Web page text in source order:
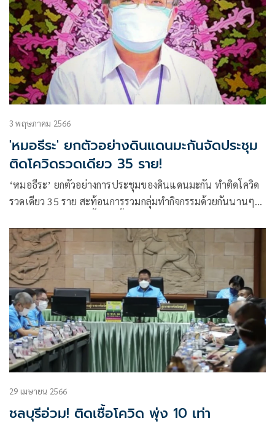
3 พฤษภาคม 2566
'หมอธีระ' ยกตัวอย่างดินแดนมะกันจัดประชุม
ติดโควิดรวดเดียว 35 ราย!
‘หมอธีระ’ ยกตัวอย่างการประชุมของดินแดนมะกัน ทำติดโควิด
รวดเดียว 35 ราย สะท้อนการรวมกลุ่มทำกิจกรรมด้วยกันนานๆ
29 เมษายน 2566
ชลบุรีอ่วม! ติดเชื้อโควิด พุ่ง 10 เท่า